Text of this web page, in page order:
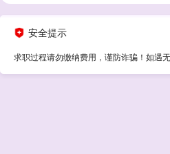
安全提示
求职过程请勿缴纳费用，谨防诈骗！如遇